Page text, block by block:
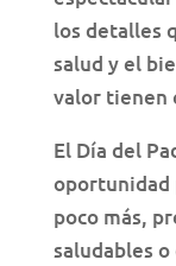
los detalles
salud y el
valor tienen
El Día del
oportunidad
poco más,
saludables